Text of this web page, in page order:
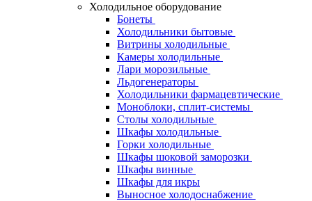
Холодильное оборудование
Бонеты
Холодильники бытовые
Витрины холодильные
Камеры холодильные
Лари морозильные
Льдогенераторы
Холодильники фармацевтические
Моноблоки, сплит-системы
Столы холодильные
Шкафы холодильные
Горки холодильные
Шкафы шоковой заморозки
Шкафы винные
Шкафы для икры
Выносное холодоснабжение